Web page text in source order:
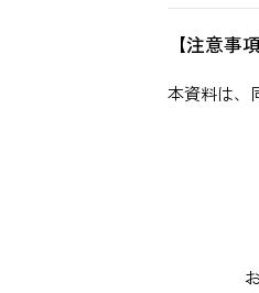
【注意事項
本資料は、